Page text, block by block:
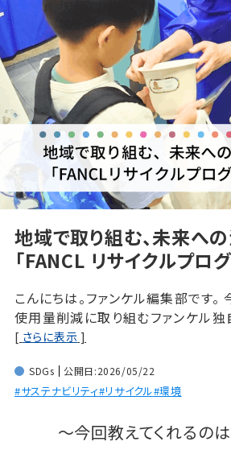
地域で取り組む、未来へ
「FANCL リサイクルプログ
こんにちは。ファンケル編集部です。
使用量削減に取り組むファンケル独
サイクルプログラム」についてを、担
[ さらに表示 ]
SDGs 公開日:2026/05/22
#サステナビリティ#リサイクル#環境
～今回教えてくれるの